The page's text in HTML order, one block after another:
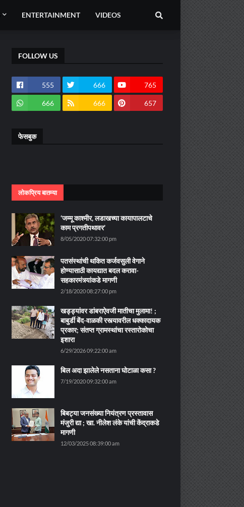
ENTERTAINMENT VIDEOS
FOLLOW US
555 666 765
666 666 657
फेसबुक
लोकप्रिय बातम्या
‘जम्मू काश्मीर, लडाखच्या कायापालटाचे
काम प्रगतीपथावर’
8/05/2020 07:32:00 pm
पतसंस्थांची थकित कर्जवसुली वेगाने
होण्यासाठी कायद्यात बदल करावा-
सहकारमंत्र्यांकडे मागणी
2/18/2020 08:27:00 pm
खड्ड्यांवर डांबराऐवजी मातीचा मुलामा! ;
बाबुर्डी बेंद-वाळकी रस्त्यावरील धक्कादायक
प्रकार; संतप्त ग्रामस्थांचा रस्तारोकोचा
इशारा
6/29/2026 09:22:00 am
बिल अदा झालेले नसताना घोटाळा कसा ?
7/19/2020 09:32:00 am
बिबट्या जनसंख्या नियंत्रण प्रस्तावास
मंजुरी द्या ; खा. नीलेश लंके यांची केंद्राकडे
मागणी
12/03/2025 08:39:00 am